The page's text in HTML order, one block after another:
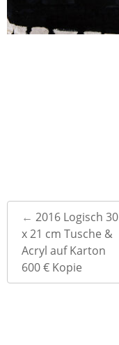
Post
navigation
← 2016 Logisch 30
x 21 cm Tusche &
Acryl auf Karton
600 € Kopie